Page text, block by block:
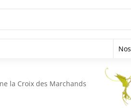
la Croix des Marchands